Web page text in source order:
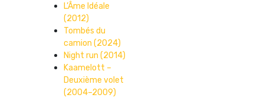
L’Âme Idéale
(2012)
Tombés du
camion (2024)
Night run (2014)
Kaamelott –
Deuxième volet
(2004–2009)